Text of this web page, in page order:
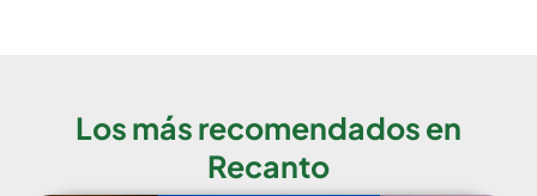
Los más recomendados en
Recanto